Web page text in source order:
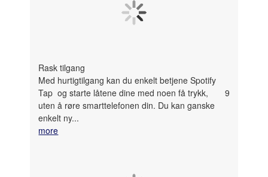
Rask tilgang
Med hurtigtilgang kan du enkelt betjene Spotify
Tap
9
og starte låtene dine med noen få trykk,
uten å røre smarttelefonen din. Du kan ganske
enkelt ny...
more